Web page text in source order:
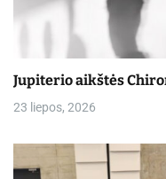
Jupiterio aikštės
23 liepos, 2026